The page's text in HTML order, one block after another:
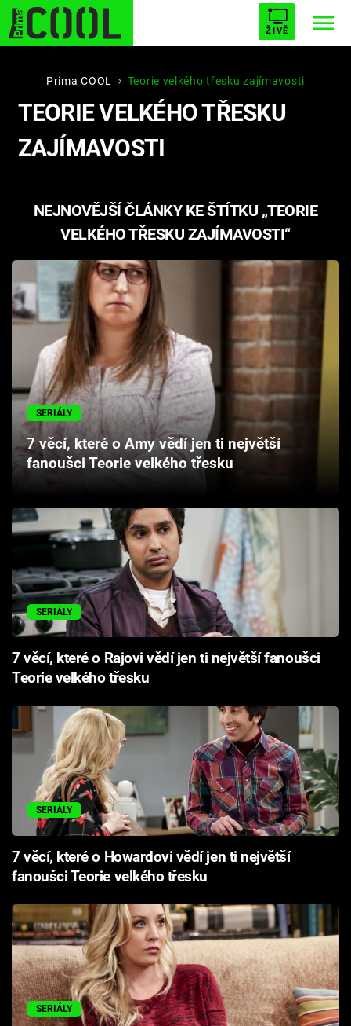
ŽIVĚ
STARHOUSE BUFFY, PŘEMOŽITELKA UPÍRŮ
ESCAPE PLNEJ KOTEL AVENGERS 5
Témata
Seriály
Hry
Cool Esport
Pořady
TV Program
Sledujte prima+
Přihlášení
Sledujte nás
Prima COOL Teorie velkého třesku zajímavosti
TEORIE VELKÉHO TŘESKU
ZAJÍMAVOSTI
NEJNOVĚJŠÍ ČLÁNKY KE ŠTÍTKU „TEORIE
VELKÉHO TŘESKU ZAJÍMAVOSTI“
SERIÁLY
7 věcí, které o Amy vědí jen ti největší
fanoušci Teorie velkého třesku
SERIÁLY
7 věcí, které o Rajovi vědí jen ti největší fanoušci
Teorie velkého třesku
SERIÁLY
7 věcí, které o Howardovi vědí jen ti největší
fanoušci Teorie velkého třesku
SERIÁLY